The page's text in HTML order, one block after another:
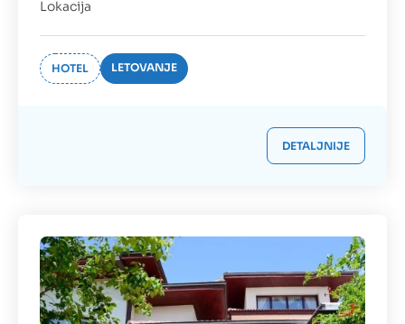
Lokacija
HOTEL LETOVANJE
DETALJNIJE